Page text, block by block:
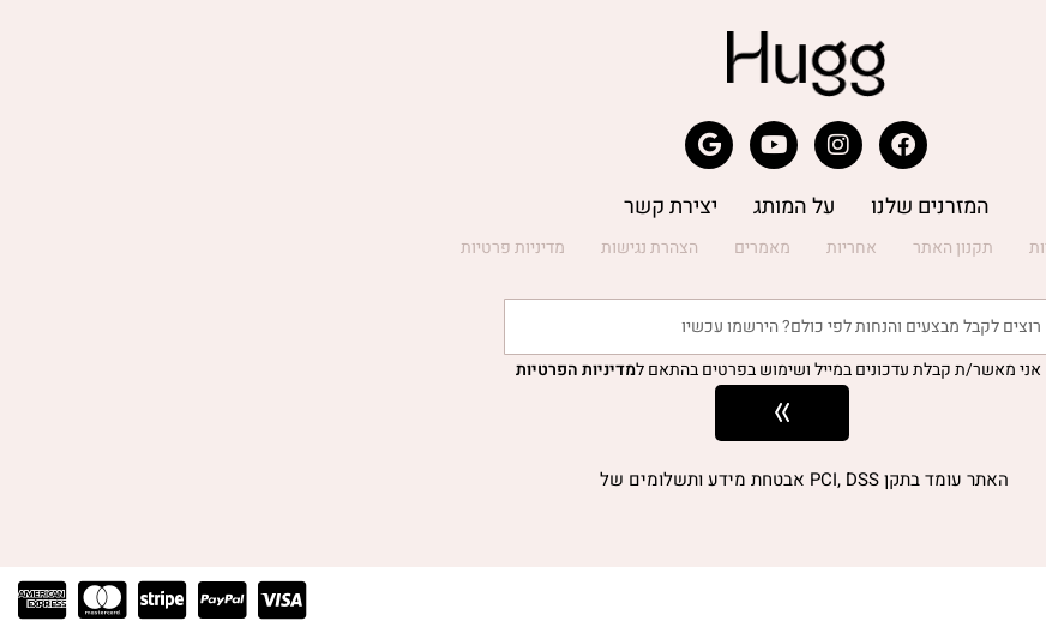
המזרנים שלנו על המותג יצירת קשר
תקנון האתר אחריות מאמרים הצהרת נגישות מדיניות פרטיות
אני מאשר/ת קבלת עדכונים במייל ושימוש בפרטים בהתאם למדיניות הפרטיות
האתר עומד בתקן PCI, DSS אבטחת מידע ותשלומים של